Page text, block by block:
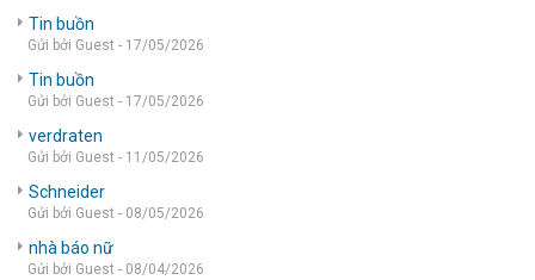
Tin buồn
Gửi bởi Guest - 17/05/2026
Tin buồn
Gửi bởi Guest - 17/05/2026
verdraten
Gửi bởi Guest - 11/05/2026
Schneider
Gửi bởi Guest - 08/05/2026
nhà báo nữ
Gửi bởi Guest - 08/04/2026